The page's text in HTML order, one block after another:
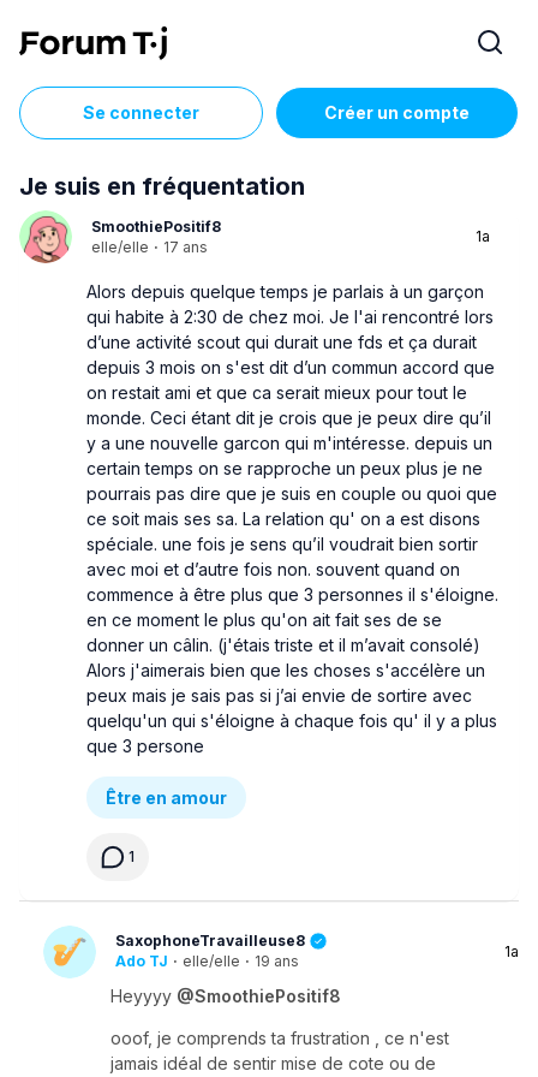
Se connecter Créer un compte
Je suis en fréquentation
SmoothiePositif8
elle/elle · 17 ans
1a
Alors depuis quelque temps je parlais à un garçon
qui habite à 2:30 de chez moi. Je l'ai rencontré lors
d’une activité scout qui durait une fds et ça durait
depuis 3 mois on s'est dit d’un commun accord que
on restait ami et que ca serait mieux pour tout le
monde. Ceci étant dit je crois que je peux dire qu’il
y a une nouvelle garcon qui m'intéresse. depuis un
certain temps on se rapproche un peux plus je ne
pourrais pas dire que je suis en couple ou quoi que
ce soit mais ses sa. La relation qu' on a est disons
spéciale. une fois je sens qu’il voudrait bien sortir
avec moi et d’autre fois non. souvent quand on
commence à être plus que 3 personnes il s'éloigne.
en ce moment le plus qu'on ait fait ses de se
donner un câlin. (j'étais triste et il m’avait consolé)
Alors j'aimerais bien que les choses s'accélère un
peux mais je sais pas si j’ai envie de sortire avec
quelqu'un qui s'éloigne à chaque fois qu' il y a plus
que 3 persone
Être en amour
1
SaxophoneTravailleuse8
Ado TJ · elle/elle · 19 ans
1a
Heyyyy @SmoothiePositif8
ooof, je comprends ta frustration , ce n'est
jamais idéal de sentir mise de cote ou de